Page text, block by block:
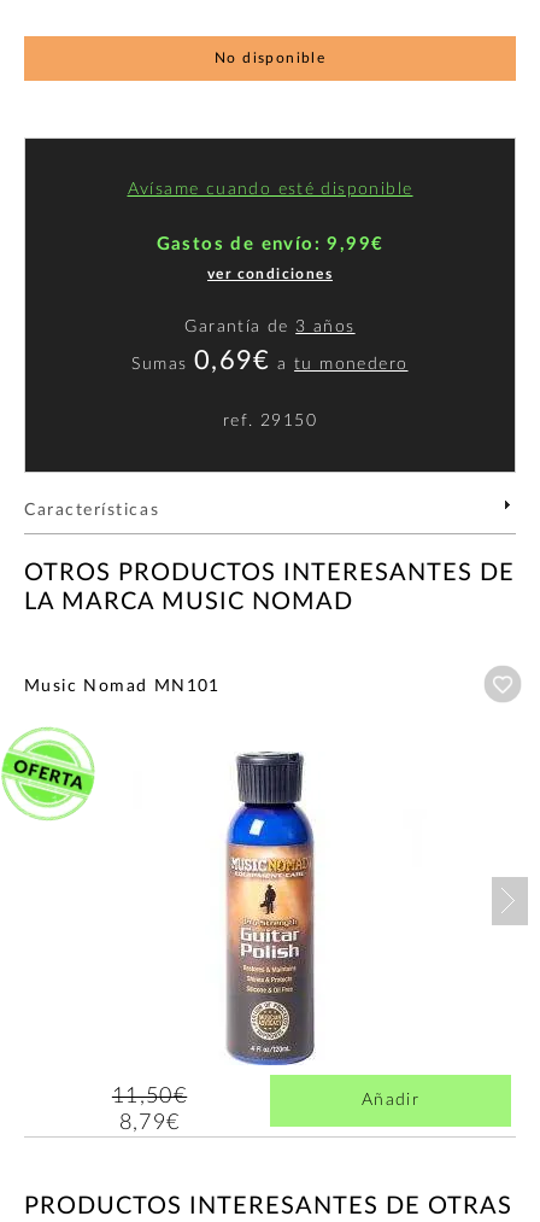
No disponible
Avísame cuando esté disponible
Gastos de envío: 9,99€
ver condiciones
Garantía de 3 años
Sumas 0,69€ atu monedero
ref. 29150
Características
OTROS PRODUCTOS INTERESANTES DE
LA MARCA MUSIC NOMAD
Music Nomad MN101
11,50€
8,79€
Añadir
PRODUCTOS INTERESANTES DE OTRAS